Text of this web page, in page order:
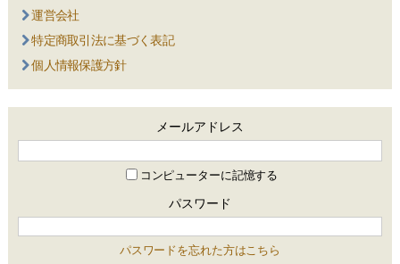
運営会社
特定商取引法に基づく表記
個人情報保護方針
メールアドレス
コンピューターに記憶する
パスワード
パスワードを忘れた方はこちら